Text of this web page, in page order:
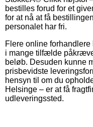
bestilles forud for et
for at nå at få
personalet har fri.
Flere online
i mange tilfælde
beløb. Desuden kunne
prisbevidste
hensyn til om du
Helsinge – er at få
udleveringssted.